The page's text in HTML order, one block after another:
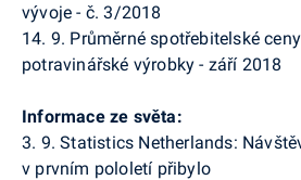
vývoje - č. 3/2018
14. 9. Průměrné spotřebitelské
potravinářské výrobky - září 2018
Informace ze světa:
3. 9.Statistics Netherlands:
v prvním pololetí přibylo